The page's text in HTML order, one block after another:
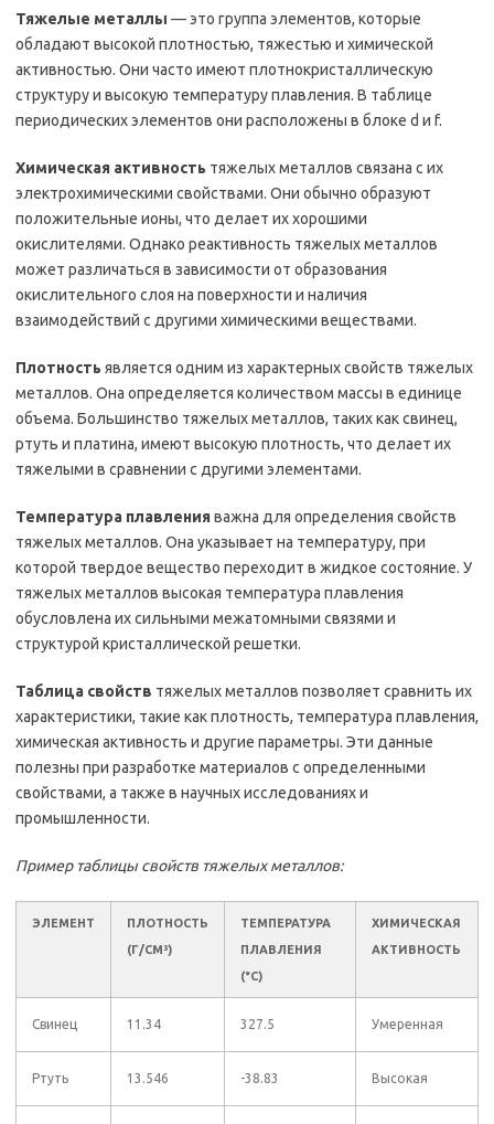
Тяжелые металлы — это группа элементов, которые
обладают высокой плотностью, тяжестью и химической
активностью. Они часто имеют плотнокристаллическую
структуру и высокую температуру плавления. В таблице
периодических элементов они расположены в блоке d и f.
Химическая активность тяжелых металлов связана с их
электрохимическими свойствами. Они обычно образуют
положительные ионы, что делает их хорошими
окислителями. Однако реактивность тяжелых металлов
может различаться в зависимости от образования
окислительного слоя на поверхности и наличия
взаимодействий с другими химическими веществами.
Плотность является одним из характерных свойств тяжелых
металлов. Она определяется количеством массы в единице
объема. Большинство тяжелых металлов, таких как свинец,
ртуть и платина, имеют высокую плотность, что делает их
тяжелыми в сравнении с другими элементами.
Температура плавленияважна для определения свойств
тяжелых металлов. Она указывает на температуру, при
которой твердое вещество переходит в жидкое состояние. У
тяжелых металлов высокая температура плавления
обусловлена их сильными межатомными связями и
структурой кристаллической решетки.
Таблица свойств тяжелых металлов позволяет сравнить их
характеристики, такие как плотность, температура плавления,
химическая активность и другие параметры. Эти данные
полезны при разработке материалов с определенными
свойствами, а также в научных исследованиях и
промышленности.
Пример таблицы свойств тяжелых металлов:
ЭЛЕМЕНТ
ПЛОТНОСТЬ
(Г/СМ³)
ТЕМПЕРАТУРА
ПЛАВЛЕНИЯ
(°C)
ХИМИЧЕСКАЯ
АКТИВНОСТЬ
Свинец 11.34 327.5 Умеренная
Ртуть 13.546 -38.83 Высокая